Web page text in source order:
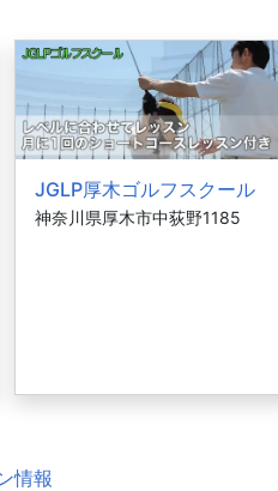
JGLP厚木ゴルフスクール
神奈川県厚木市中荻野1185
情報